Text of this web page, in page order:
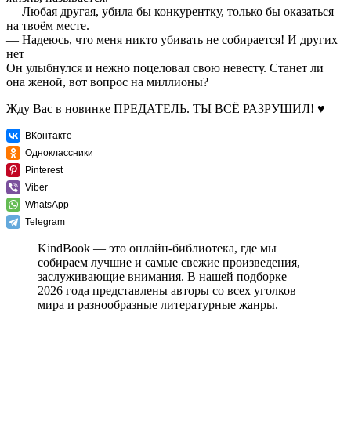
— Любая другая, убила бы конкурентку, только бы оказаться
на твоём месте.
— Надеюсь, что меня никто убивать не собирается! И других
нет
Он улыбнулся и нежно поцеловал свою невесту. Станет ли
она женой, вот вопрос на миллионы?
Жду Вас в новинке ПРЕДАТЕЛЬ. ТЫ ВСЁ РАЗРУШИЛ! ♥
ВКонтакте
Одноклассники
Pinterest
Viber
WhatsApp
Telegram
KindBook — это онлайн-библиотека, где мы
собираем лучшие и самые свежие произведения,
заслуживающие внимания. В нашей подборке
2026 года представлены авторы со всех уголков
мира и разнообразные литературные жанры.